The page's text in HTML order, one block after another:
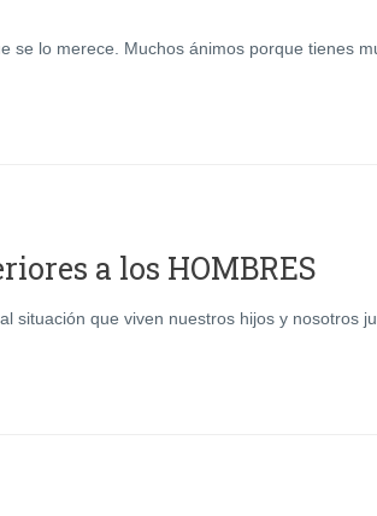
se lo merece. Muchos ánimos porque tienes
a los HOMBRES
situación que viven nuestros hijos y nosotros